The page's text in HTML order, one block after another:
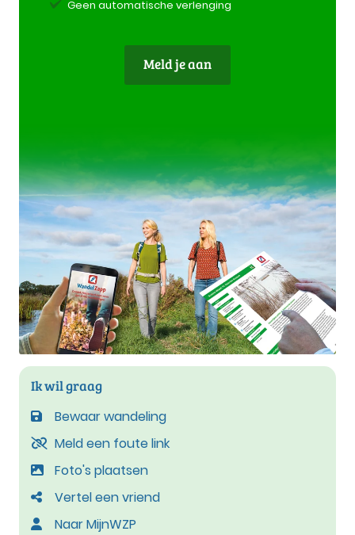
Geen automatische verlenging
Meld je aan
Ik wil graag
Bewaar wandeling
Meld een foute link
Foto's plaatsen
Vertel een vriend
Naar MijnWZP